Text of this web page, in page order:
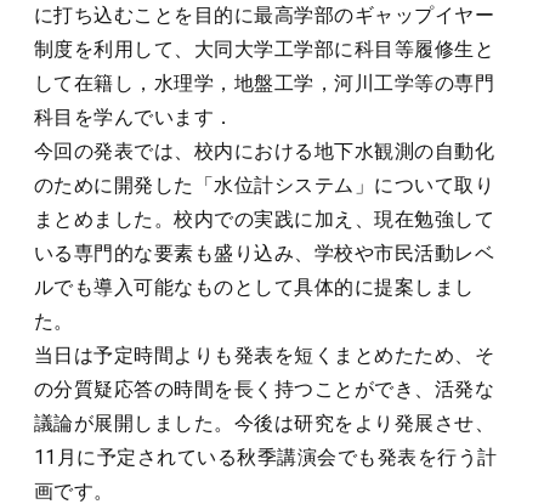
に打ち込むことを目的に最高学部のギャップイヤー
制度を利用して、大同大学工学部に科目等履修生と
して在籍し，水理学，地盤工学，河川工学等の専門
科目を学んでいます．
今回の発表では、校内における地下水観測の自動化
のために開発した「水位計システム」について取り
まとめました。校内での実践に加え、現在勉強して
いる専門的な要素も盛り込み、学校や市民活動レベ
ルでも導入可能なものとして具体的に提案しまし
た。
当日は予定時間よりも発表を短くまとめたため、そ
の分質疑応答の時間を長く持つことができ、活発な
議論が展開しました。今後は研究をより発展させ、
11月に予定されている秋季講演会でも発表を行う計
画です。